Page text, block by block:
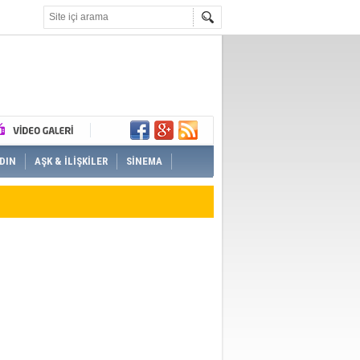
AŞK & İLİŞKİLER SİNEMA